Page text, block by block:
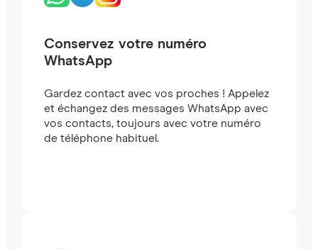
Conservez votre numéro
WhatsApp
Gardez contact avec vos proches ! Appelez
et échangez des messages WhatsApp avec
vos contacts, toujours avec votre numéro
de téléphone habituel.